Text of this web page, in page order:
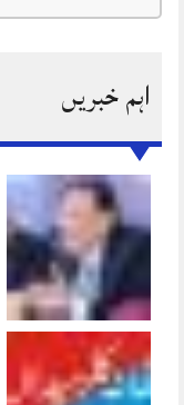
اہم خبریں